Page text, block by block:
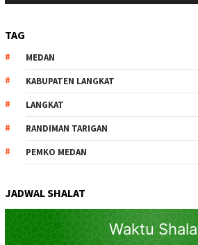
TAG
MEDAN
KABUPATEN LANGKAT
LANGKAT
RANDIMAN TARIGAN
PEMKO MEDAN
JADWAL SHALAT